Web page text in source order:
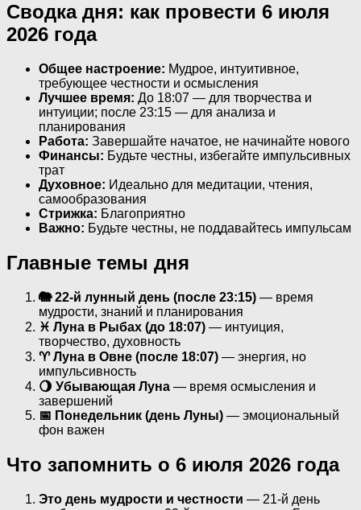
Сводка дня: как провести 6 июля
2026 года
Общее настроение: Мудрое, интуитивное,
требующее честности и осмысления
Лучшее время: До 18:07 — для творчества и
интуиции; после 23:15 — для анализа и
планирования
Работа: Завершайте начатое, не начинайте нового
Финансы: Будьте честны, избегайте импульсивных
трат
Духовное: Идеально для медитации, чтения,
самообразования
Стрижка: Благоприятно
Важно: Будьте честны, не поддавайтесь импульсам
Главные темы дня
🐘 22-й лунный день (после 23:15) — время
мудрости, знаний и планирования
♓ Луна в Рыбах (до 18:07) — интуиция,
творчество, духовность
♈ Луна в Овне (после 18:07) — энергия, но
импульсивность
🌖 Убывающая Луна — время осмысления и
завершений
📅 Понедельник (день Луны) — эмоциональный
фон важен
Что запомнить о 6 июля 2026 года
Это день мудрости и честности — 21-й день